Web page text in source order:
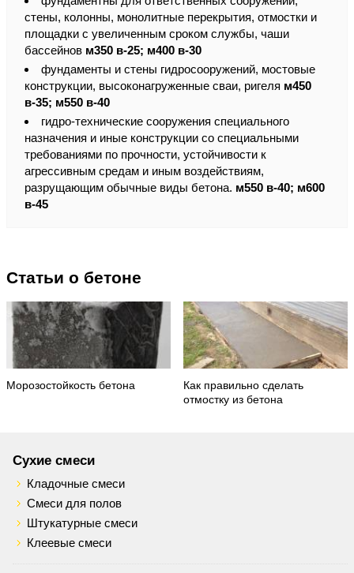
стены, колонны, монолитные перекрытия, отмостки и
площадки с увеличенным сроком службы, чаши
бассейнов м350 в-25; м400 в-30
фундаменты и стены гидросооружений, мостовые
конструкции, высоконагруженные сваи, ригеля м450
в-35; м550 в-40
гидро-технические сооружения специального
назначения и иные конструкции со специальными
требованиями по прочности, устойчивости к
агрессивным средам и иным воздействиям,
разрущающим обычные виды бетона. м550 в-40; м600
в-45
Статьи о бетоне
Морозостойкость бетона
Как правильно сделать
отмостку из бетона
Сухие смеси
Кладочные смеси
Смеси для полов
Штукатурные смеси
Клеевые смеси